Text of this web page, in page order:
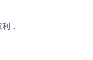
，